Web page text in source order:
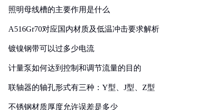
照明母线槽的主要作用是什么
A516Gr70对应国内材质及低温冲击要求解析
镀镍钢带可以过多少电流
计量泵如何达到控制和调节流量的目的
联轴器的轴孔形式有三种：Y型、J型、Z型
不锈钢材质厚度允许误差是多少